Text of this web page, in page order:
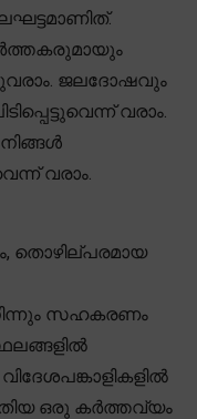
ജലദോഷവും
വരാം.
വരാം.
തൊഴില്പരമായ
സഹകരണം
ഒരു കർത്തവ്യം